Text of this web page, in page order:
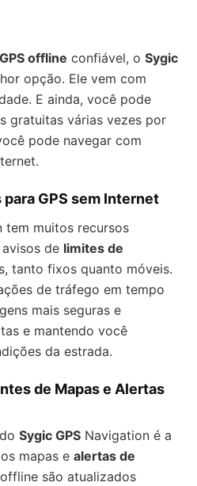
GPS offline confiável, o Sygic
opção. Ele vem com
E ainda, você pode
gratuitas várias vezes por
pode navegar com
GPS sem Internet
tem muitos recursos
de limites de
tanto fixos quanto móveis.
de tráfego em tempo
mais seguras e
e mantendo você
da estrada.
de Mapas e Alertas
Sygic GPS Navigation é a
mapas e alertas de
offline são atualizados